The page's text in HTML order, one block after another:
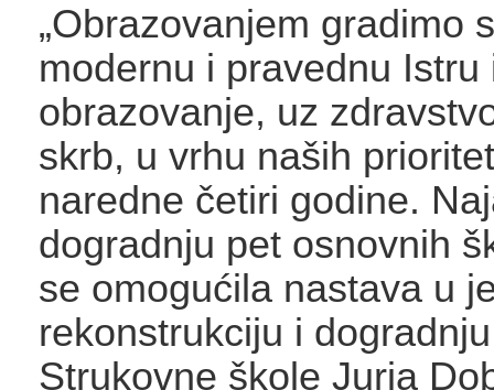
„Obrazovanjem gradimo
modernu i pravednu Istru
obrazovanje, uz
skrb, u vrhu naših
naredne četiri godine.
dogradnju pet osnovnih
se omogućila nastava u
rekonstrukciju i
Strukovne škole Jurja